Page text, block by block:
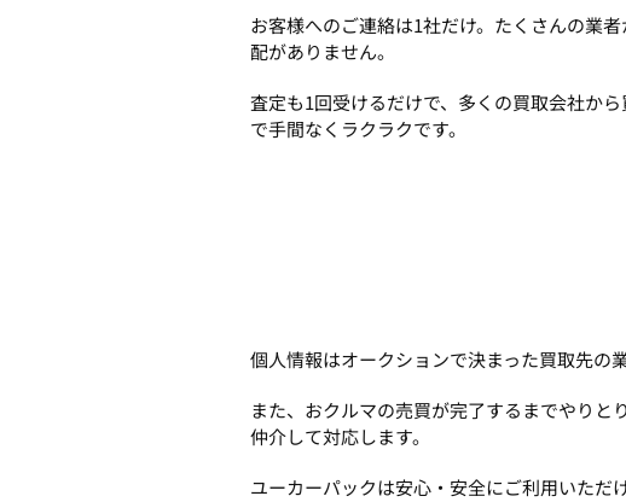
お客様へのご連絡は1社だけ。たくさんの業
配がありません。
査定も1回受けるだけで、多くの買取会社か
で手間なくラクラクです。
個人情報はオークションで決まった買取先の
また、おクルマの売買が完了するまでやりと
仲介して対応します。
ユーカーパックは安心・安全にご利用いただ